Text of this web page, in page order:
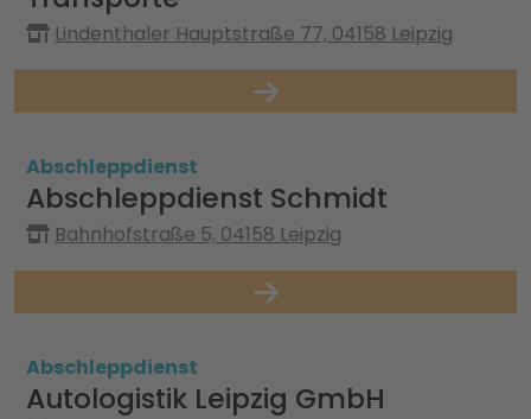
Lindenthaler Hauptstraße 77, 04158 Leipzig
Abschleppdienst
Abschleppdienst Schmidt
Bahnhofstraße 5, 04158 Leipzig
Abschleppdienst
Autologistik Leipzig GmbH